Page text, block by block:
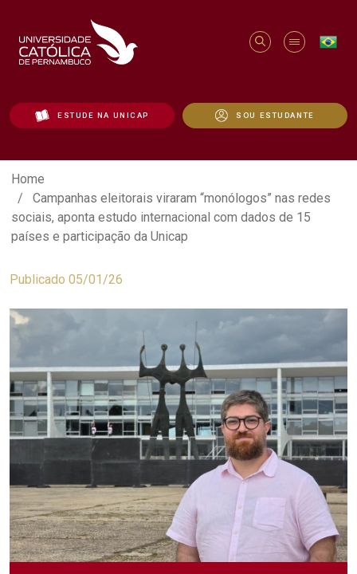
ESTUDE NA UNICAP SOU ESTUDANTE
Campanhas eleitorais viraram
Home
Campanhas eleitorais viraram “monólogos” nas redes
sociais, aponta estudo internacional com dados de 15
países e participação da Unicap
Publicado 05/01/26